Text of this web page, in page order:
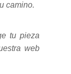
camino.
tu pieza
web